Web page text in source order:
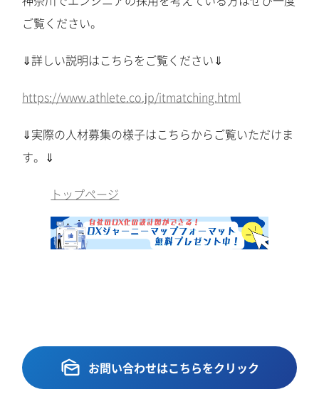
ご覧ください。
⇓詳しい説明はこちらをご覧ください⇓
https://www.athlete.co.jp/itmatching.html
⇓実際の人材募集の様子はこちらからご覧いただけま
す。⇓
トップページ
お問い合わせはこちらをクリック